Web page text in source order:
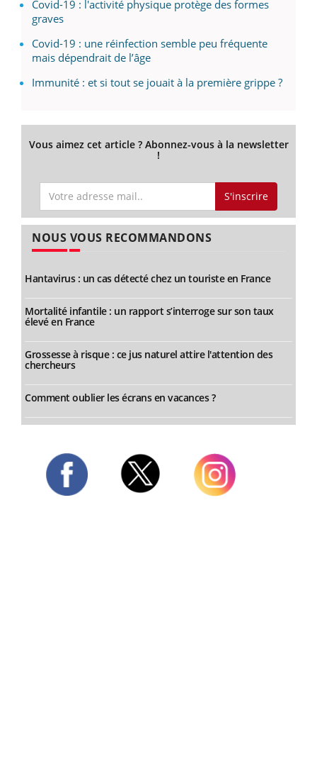
Covid-19 : l'activité physique protège des formes
graves
Covid-19 : une réinfection semble peu fréquente
mais dépendrait de l’âge
Immunité : et si tout se jouait à la première grippe ?
Vous aimez cet article ? Abonnez-vous à la newsletter
!
S'inscrire
NOUS VOUS RECOMMANDONS
Hantavirus : un cas détecté chez un touriste en France
Mortalité infantile : un rapport s’interroge sur son taux
élevé en France
Grossesse à risque : ce jus naturel attire l'attention des
chercheurs
Comment oublier les écrans en vacances ?